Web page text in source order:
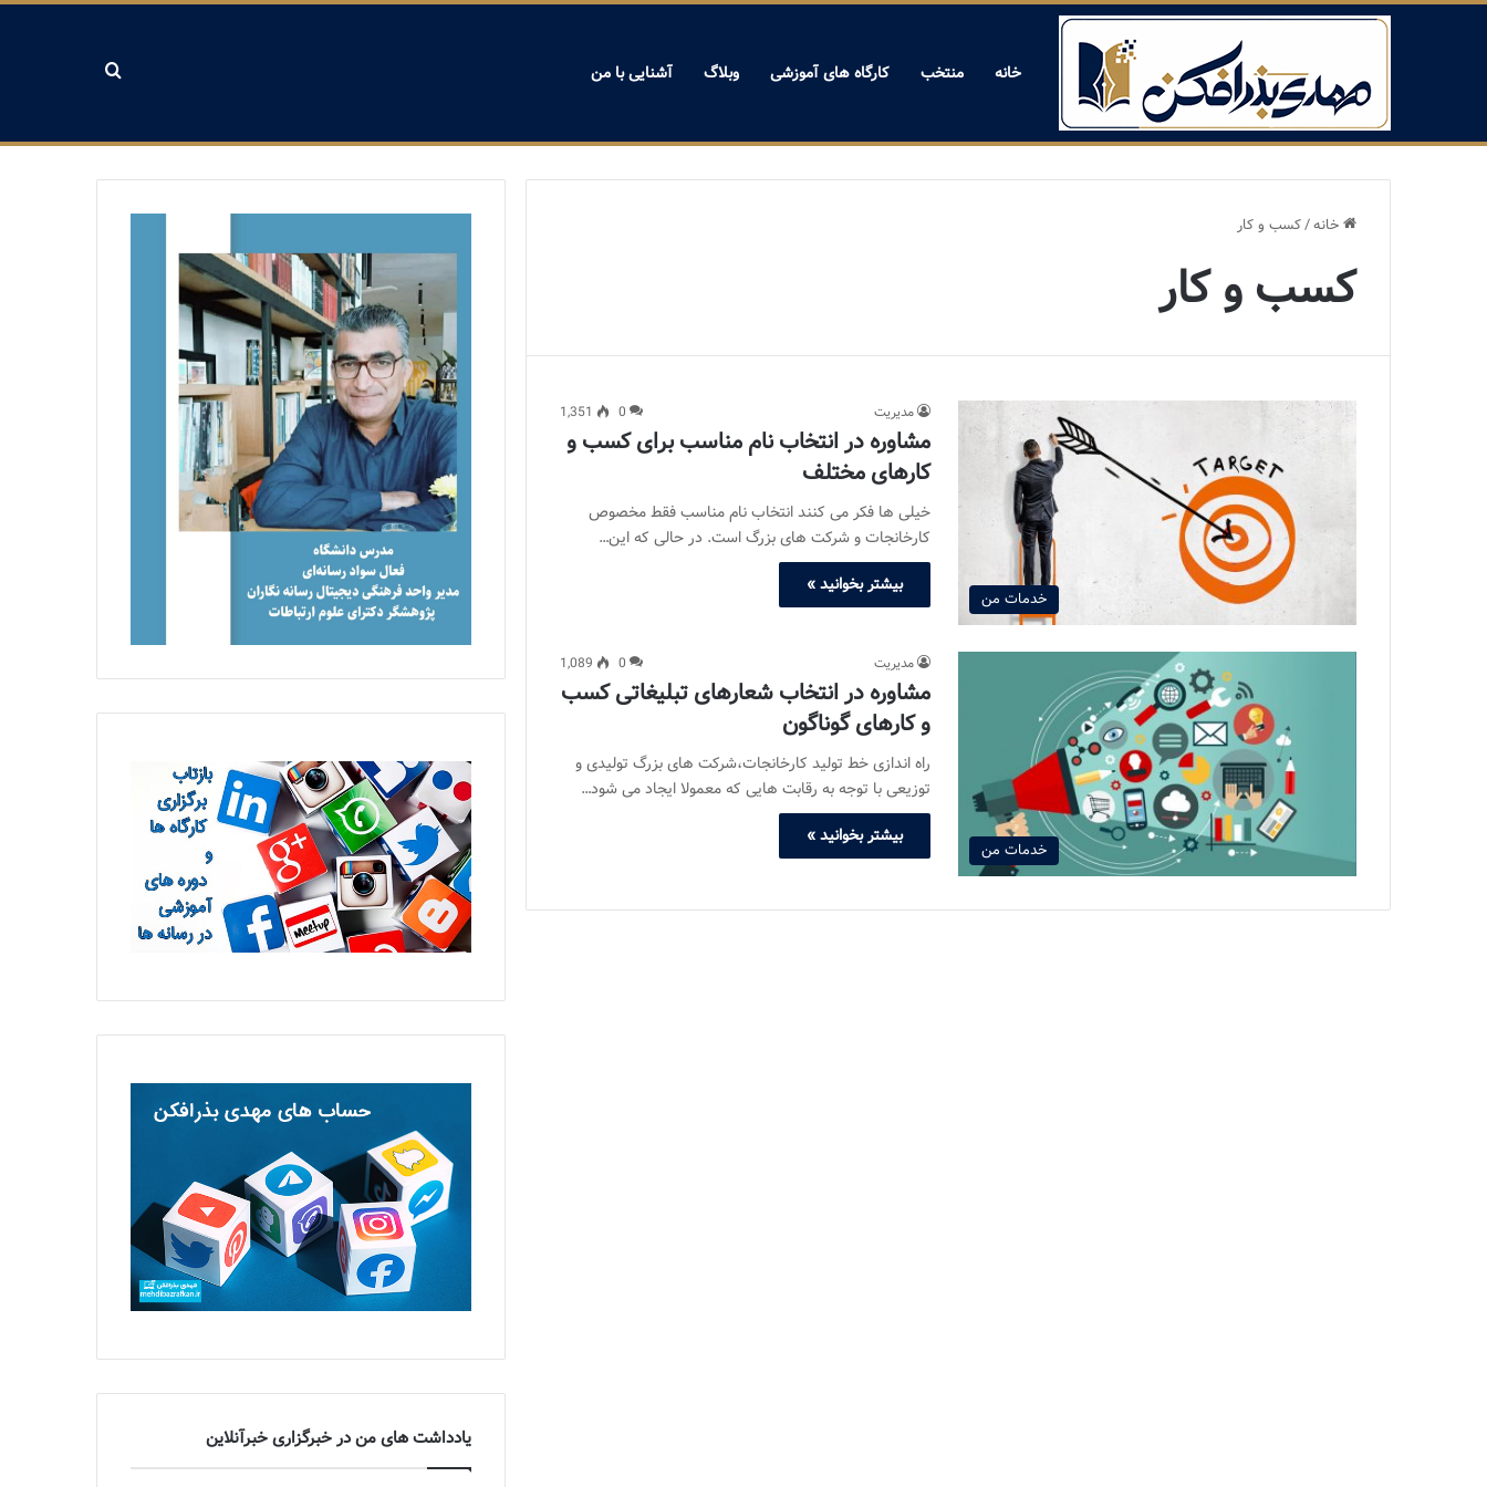
خانه منتخب کارگاه های آموزشی وبلاگ آشنایی با من
خانه/کسب و کار
کسب و کار
خدمات من
مدیریت 0
1,351
مشاوره در انتخاب نام مناسب برای کسب و
کارهای مختلف
خیلی ها فکر می کنند انتخاب نام مناسب فقط مخصوص
کارخانجات و شرکت های بزرگ است. در حالی که این…
بیشتر بخوانید »
خدمات من
مدیریت 0
1,089
مشاوره در انتخاب شعارهای تبلیغاتی کسب
و کارهای گوناگون
راه اندازی خط تولید کارخانجات،شرکت های بزرگ تولیدی و
توزیعی با توجه به رقابت هایی که معمولا ایجاد می شود…
بیشتر بخوانید »
یادداشت های من در خبرگزاری خبرآنلاین